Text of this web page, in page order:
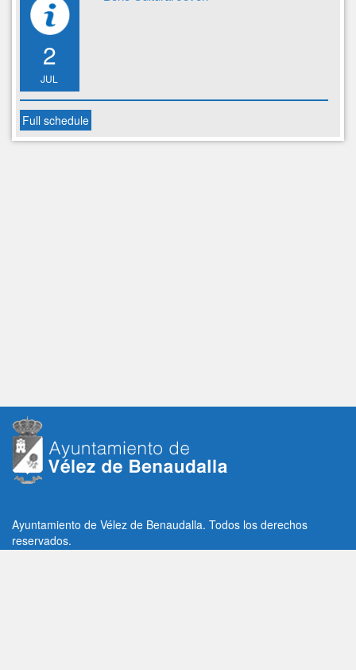
2
JUL
Full schedule
Ayuntamiento de Vélez de Benaudalla. Todos los derechos
reservados.